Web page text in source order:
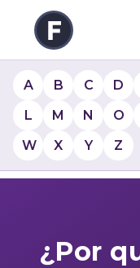
A B C D
L
M N O
W
X Y Z
¿Por